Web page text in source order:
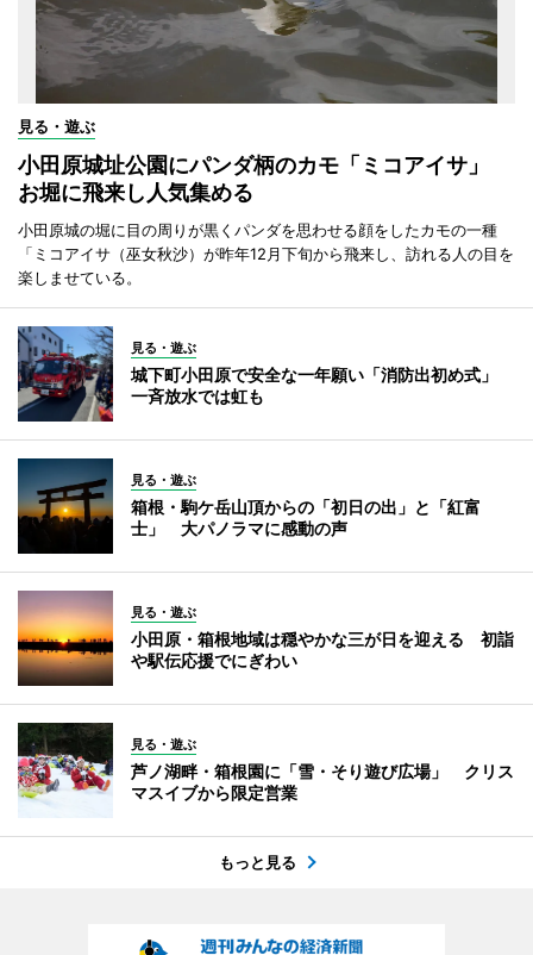
見る・遊ぶ
小田原城址公園にパンダ柄のカモ「ミコアイサ」
お堀に飛来し人気集める
小田原城の堀に目の周りが黒くパンダを思わせる顔をしたカモの一種
「ミコアイサ（巫女秋沙）が昨年12月下旬から飛来し、訪れる人の目を
楽しませている。
見る・遊ぶ
城下町小田原で安全な一年願い「消防出初め式」
一斉放水では虹も
見る・遊ぶ
箱根・駒ケ岳山頂からの「初日の出」と「紅富
士」 大パノラマに感動の声
見る・遊ぶ
小田原・箱根地域は穏やかな三が日を迎える 初詣
や駅伝応援でにぎわい
見る・遊ぶ
芦ノ湖畔・箱根園に「雪・そり遊び広場」 クリス
マスイブから限定営業
もっと見る